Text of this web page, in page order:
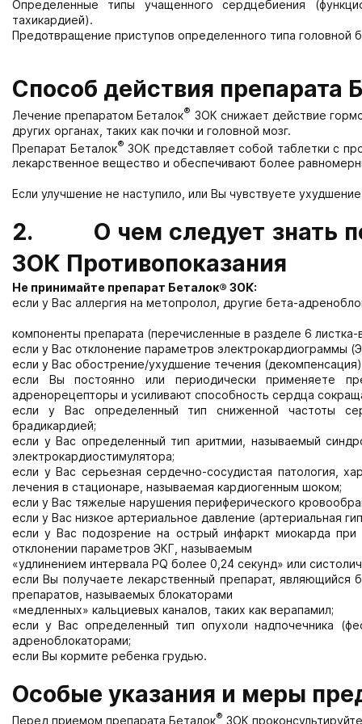
Определенные типы учащенного сердцебиения
тахикардией).
Предотвращение приступов определенного типа головной
Способ действия препарата
Лечение препаратом Беталок® ЗОК снижает действие
других органах, таких как почки и головной мозг.
Препарат Беталок® ЗОК представляет собой таблетки с
лекарственное вещество и обеспечивают более
Если улучшение не наступило, или Вы чувствуете
2. О чем следует знать
ЗОК Противопоказания
Не принимайте препарат Беталок® ЗОК:
если у Вас аллергия на метопролол, другие бета-
компоненты препарата (перечисленные в разделе 6
если у Вас отклонение параметров электрокардиограммы
если у Вас обострение/ухудшение течения
если Вы постоянно или периодически применяете
адренорецепторы и усиливают способность сердца
если у Вас определенный тип сниженной частоты
брадикардией;
если у Вас определенный тип аритмии, называемый
электрокардиостимулятора;
если у Вас серьезная сердечно-сосудистая патология,
лечения в стационаре, называемая кардиогенным шоком;
если у Вас тяжелые нарушения периферического
если у Вас низкое артериальное давление (артериальная
если у Вас подозрение на острый инфаркт миокарда
отклонении параметров ЭКГ, называемым
«удлинением интервала PQ более 0,24 секунд» или
если Вы получаете лекарственный препарат, являющийся
препаратов, называемых блокаторами
«медленных» кальциевых каналов, таких как верапамил;
если у Вас определенный тип опухоли надпочечника
адреноблокаторами;
если Вы кормите ребенка грудью.
Особые указания и меры
Перед приемом препарата Беталок® ЗОК